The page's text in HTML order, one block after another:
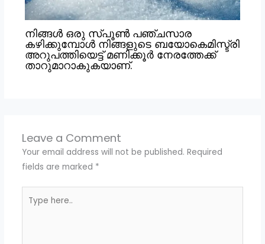
നിങ്ങൾ ഒരു സ്പൂൺ പഞ്ചസാര
കഴിക്കുമ്പോൾ നിങ്ങളുടെ ബയോകെമിസ്ട്രി
അറുപത്തിയെട്ട് മണിക്കൂർ നേരത്തേക്ക്
താറുമാറാകുകയാണ്.
Leave a Comment
Your email address will not be published. Required
fields are marked *
here..